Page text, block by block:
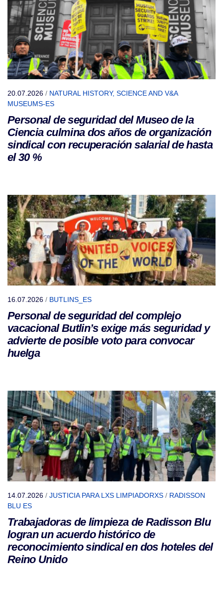
20.07.2026 / NATURAL HISTORY, SCIENCE AND V&A
MUSEUMS-ES
Personal de seguridad del Museo de la
Ciencia culmina dos años de organización
sindical con recuperación salarial de hasta
el 30 %
16.07.2026 / BUTLINS_ES
Personal de seguridad del complejo
vacacional Butlin’s exige más seguridad y
advierte de posible voto para convocar
huelga
14.07.2026 / JUSTICIA PARA LXS LIMPIADORXS / RADISSON
BLU ES
Trabajadoras de limpieza de Radisson Blu
logran un acuerdo histórico de
reconocimiento sindical en dos hoteles del
Reino Unido